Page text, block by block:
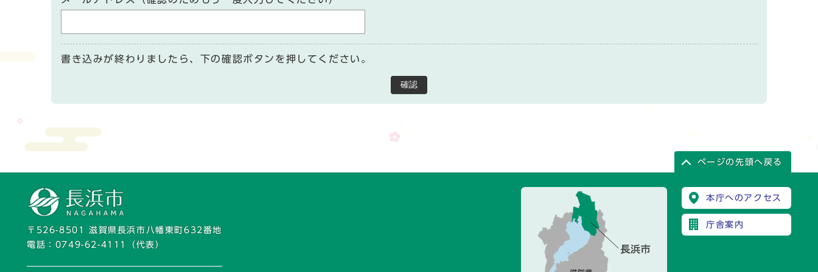
書き込みが終わりましたら、下の確認ボタンを押してください。
確認
ページの先頭へ戻る
〒526-8501 滋賀県長浜市八幡東町632番地
電話： 0749-62-4111 （代表）
本庁へのアクセス
庁舎案内